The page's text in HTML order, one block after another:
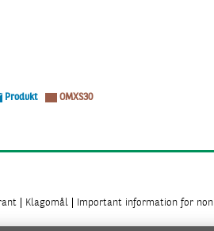
Produkt OMXS30
Klagomål Important information for